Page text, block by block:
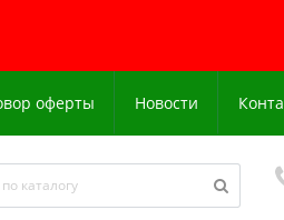
оферты Новости